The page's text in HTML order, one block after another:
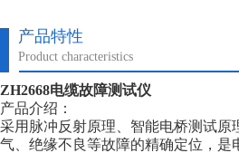
产品特性
Product characteristics
ZH2668电缆故障测试仪
产品介绍：
采用脉冲反射原理、智能电桥测试
气、绝缘不良等故障的精确定位，